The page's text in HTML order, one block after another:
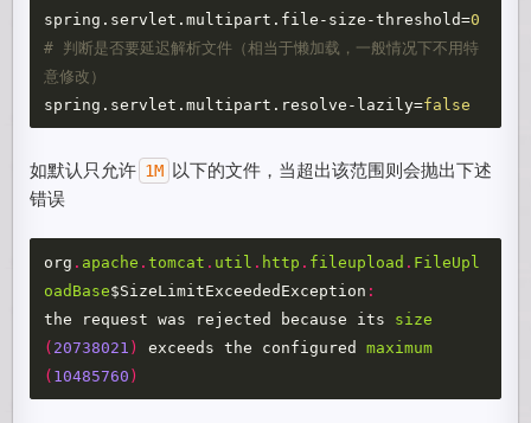
spring.servlet.multipart.file-size-threshold=0
# 判断是否要延迟解析文件（相当于懒加载，一般情况下不用特
spring.servlet.multipart.resolve-lazily=false
如默认只允许 1M 以下的文件，当超出该范围则会抛出下述
错误
org . apache .tomcat . util . http . fileupload . FileUpl
oadBase$SizeLimitExceededException :
the
request was rejected because its
size
( 20738021 ) exceeds the configured
maximum
( 10485760 )